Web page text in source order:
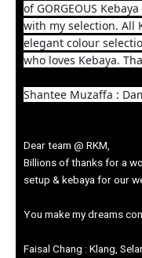
of GORGEOUS
with my selection. All
elegant colour
who loves Kebaya.
Shantee Muzaffa :
Dear team @ RKM,
Billions of thanks for a
setup & kebaya for our
You make my dreams
Faisal Chang : Klang,